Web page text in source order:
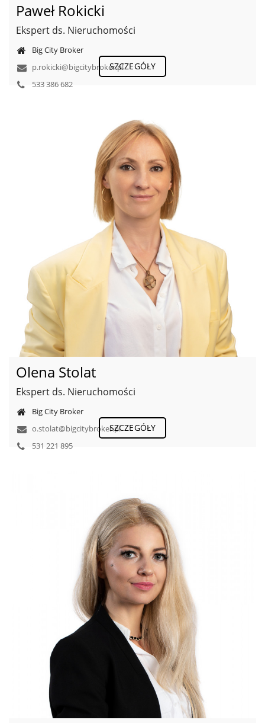
Paweł Rokicki
Ekspert ds. Nieruchomości
Big City Broker
p.rokicki@bigcitybroker.pl
533 386 682
SZCZEGÓŁY
Olena Stolat
Ekspert ds. Nieruchomości
Big City Broker
o.stolat@bigcitybroker.pl
531 221 895
SZCZEGÓŁY